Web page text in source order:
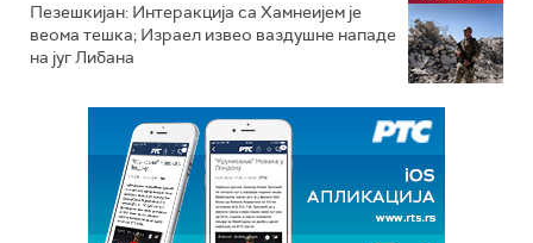
Пезешкијан: Интеракција са Хамнеијем је
веома тешка; Израел извео ваздушне нападе
на југ Либана